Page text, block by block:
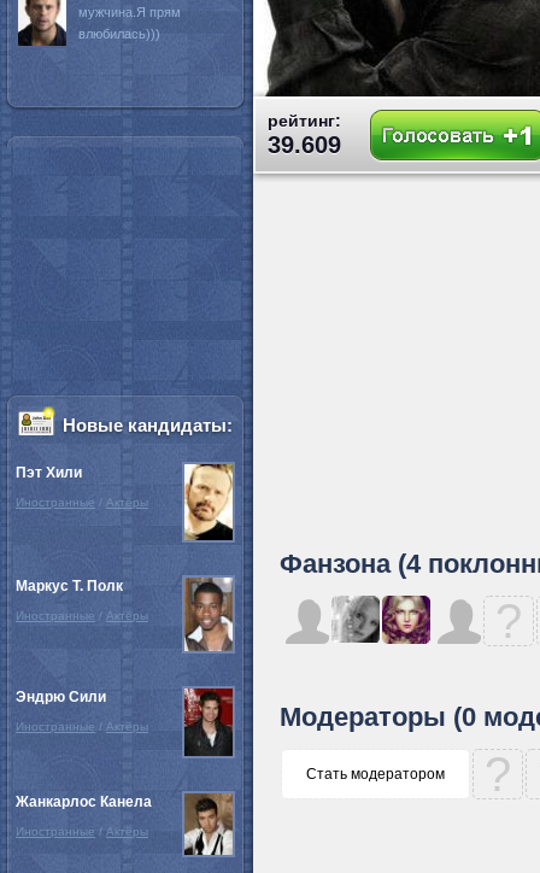
рейтинг:
39.609
Фанзона (4
?
Модераторы (0
Стать модератором ?
мужчина.Я прям
влюбилась)))
Новые кандидаты:
Пэт Хили
Иностранные / Актёры
Маркус Т. Полк
Иностранные / Актёры
Эндрю Сили
Иностранные / Актёры
Жанкарлос Канела
Иностранные / Актёры